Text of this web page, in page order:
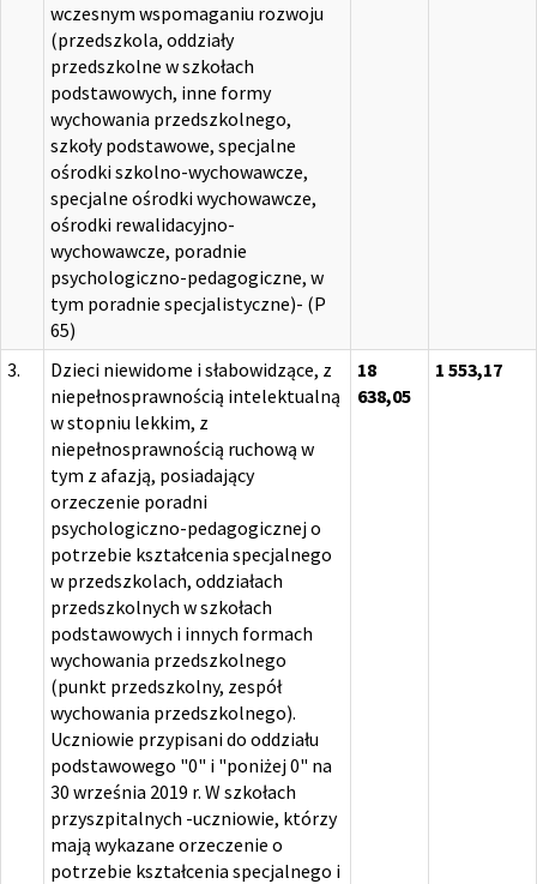
wczesnym wspomaganiu rozwoju
(przedszkola, oddziały
przedszkolne w szkołach
podstawowych, inne formy
wychowania przedszkolnego,
szkoły podstawowe, specjalne
ośrodki szkolno-wychowawcze,
specjalne ośrodki wychowawcze,
ośrodki rewalidacyjno-
wychowawcze, poradnie
psychologiczno-pedagogiczne, w
tym poradnie specjalistyczne)- (P
65)
3.
Dzieci niewidome i słabowidzące, z
niepełnosprawnością intelektualną
w stopniu lekkim, z
niepełnosprawnością ruchową w
tym z afazją, posiadający
orzeczenie poradni
psychologiczno-pedagogicznej o
potrzebie kształcenia specjalnego
w przedszkolach, oddziałach
przedszkolnych w szkołach
podstawowych i innych formach
wychowania przedszkolnego
(punkt przedszkolny, zespół
wychowania przedszkolnego).
Uczniowie przypisani do oddziału
podstawowego "0" i "poniżej 0" na
30 września 2019 r. W szkołach
przyszpitalnych -uczniowie, którzy
mają wykazane orzeczenie o
potrzebie kształcenia specjalnego i
18
638,05
1 553,17